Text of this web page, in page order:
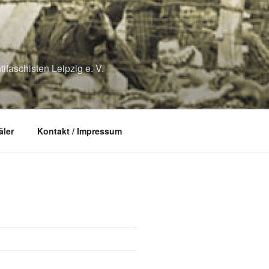
Leipzig e. V.
Kontakt / Impressum